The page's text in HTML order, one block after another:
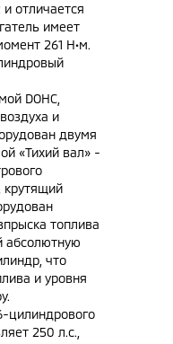
отличается
имеет
261 Н•м.
DOHC,
и
двумя
«Тихий вал» -
крутящий
топлива
абсолютную
что
и уровня
цилиндрового
250 л.с.,